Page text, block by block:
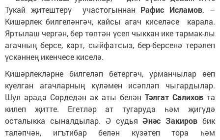
Тукай җитештерү участогыннан Рафис Исламов. –
Кишәрлек билгеләнгәч, кайсы агач киселәсе карала.
Яртылаш чергән, бер төптән үсеп чыккан ике тармак-лы
агачның берсе, карт, сыйфатсыз, бер-берсенә терәлеп
үскәннең икенчесе киселә.
Кишәрлекләрне билгеләп бетергәч, урманчылар өеп
куелган агачларның күләмен исәпләп чыгардылар.
Шул арада Сөрдедән ак аты белән Тәлгат Салихов та
килеп җитте. Егетләр ат тугаруда һәм җигүдә
осталыкка сыналдылар. Ә судьяӘнәс Закиров бик
таләпчән, игътибар белән күзәтеп тора һәм